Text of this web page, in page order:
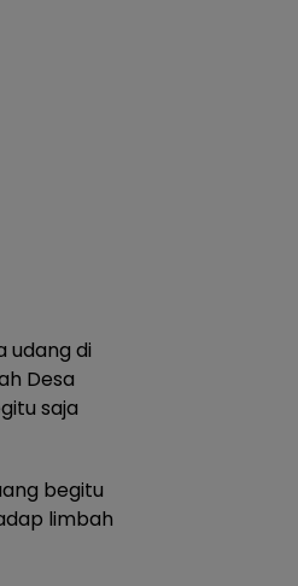
udang di
Desa
saja
begitu
limbah